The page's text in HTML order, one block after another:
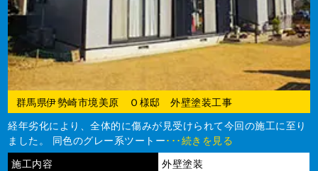
群馬県伊勢崎市境美原 Ｏ様邸 外壁塗装工事
経年劣化により、全体的に傷みが見受けられて今回の施工に至り
ました。 同色のグレー系ツートー･･･続きを見る
施工内容
外壁塗装